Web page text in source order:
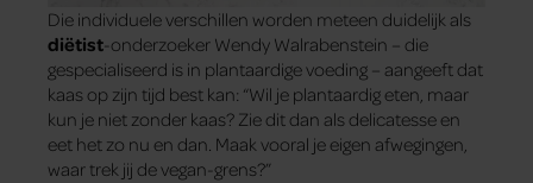
Die individuele verschillen worden meteen duidelijk als
diëtist-onderzoeker Wendy Walrabenstein – die
gespecialiseerd is in plantaardige voeding – aangeeft dat
kaas op zijn tijd best kan: “Wil je plantaardig eten, maar
kun je niet zonder kaas? Zie dit dan als delicatesse en
eet het zo nu en dan. Maak vooral je eigen afwegingen,
waar trek jij de vegan-grens?”